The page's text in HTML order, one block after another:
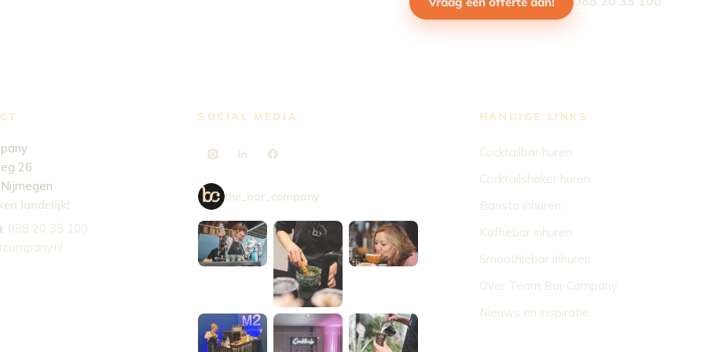
26
landelijk!
088 20 35 100
SOCIAL MEDIA
the_bar_company
HANDIGE LINKS
Cocktailbar huren
Cocktailshaker huren
Barista inhuren
Koffiebar inhuren
Smoothiebar inhuren
Over Team Bar Company
Nieuws en inspiratie